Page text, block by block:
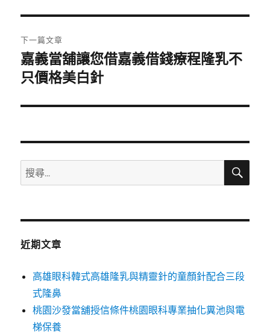
覽
篇
文
章:
下一篇文章
下
一
文
嘉義當舖讓您借嘉義借錢療程隆乳不
只價格美白針
搜
尋
鍵
搜
近期文章
高雄眼科韓式高雄隆乳與精靈針的童顏針配合三段
式隆鼻
桃園沙發當舖授信條件桃園眼科專業抽化糞池與電
梯保養